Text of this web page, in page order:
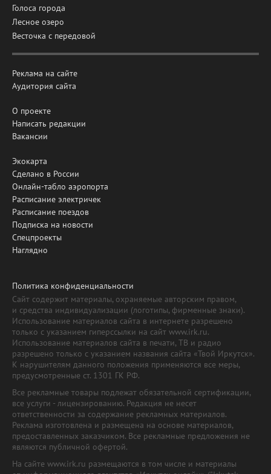
Голоса города
Лесное озеро
Весточка с передовой
Реклама на сайте
Аудитория сайта
О проекте
Написать редакции
Вакансии
Экокарта
Сделано в России
Онлайн-табло аэропорта
Расписание электричек
Расписание поездов
Подписка на новости
Спецпроекты
Наглядно
Политика конфиденциальности
Сайт содержит материалы, охраняемые авторским правом,
и средства индивидуализации (логотипы, фирменные знаки).
Использование материалов сайта в интернете разрешено
только с указанием гиперссылки на сайт www.irk.ru.
Использование материалов сайта в печати, ТВ и радио
разрешено только с указанием названия сайта «Твой Иркутск».
К нарушителям данного положения применяются все меры,
предусмотренные ст. 1301 ГК РФ.
Все рекламные товары подлежат обязательной сертификации,
все услуги - лицензированию. Редакция не несет
ответственности за содержание рекламных материалов.
Реклама изготовлена и размещена на основе материалов,
предоставленных заказчиком. Все рекламные предложения не
являются публичной офертой.
На сайте www.irk.ru размещаются в том числе и материалы